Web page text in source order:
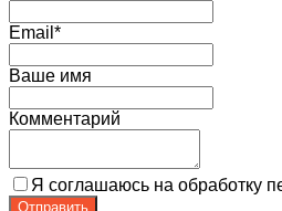
Email*
Ваше имя
Комментарий
Я соглашаюсь на обработку